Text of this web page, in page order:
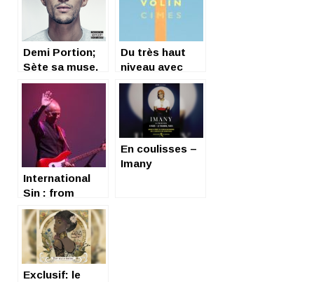
Demi Portion;
Sète sa muse.
Du très haut
niveau avec
Volin
International
Sin : from
eighties to
twenties
En coulisses –
Imany
Exclusif: le